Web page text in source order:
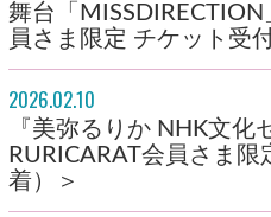
舞台「
員さま限定 チケット受
2026.02.10
『美弥るりか NHK文化
RURICARAT会員さま
着）＞